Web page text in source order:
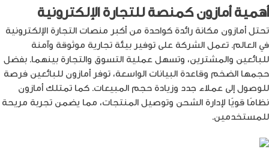
أهمية أمازون كمنصة للتجارة الإلكترونية
تحتل أمازون مكانة رائدة كواحدة من أكبر منصات التجارة الإلكترونية
في العالم. تعمل الشركة على توفير بيئة تجارية موثوقة وآمنة
للبائعين والمشترين، وتسهل عملية التسوق والتجارة بينهما. بفضل
حجمها الضخم وقاعدة البيانات الواسعة، توفر أمازون للبائعين فرصة
للوصول إلى عملاء جدد وزيادة حجم المبيعات. كما تمتلك أمازون
نظامًا قويًا لإدارة الشحن وتوصيل المنتجات، مما يضمن تجربة مريحة
للمستخدمين.